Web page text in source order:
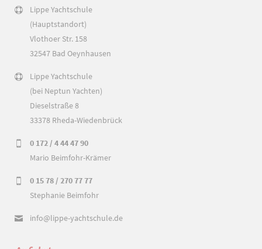
Lippe Yachtschule
(Hauptstandort)
Vlothoer Str. 158
32547 Bad Oeynhausen
Lippe Yachtschule
(bei Neptun Yachten)
Dieselstraße 8
33378 Rheda-Wiedenbrück
0 172 / 4 44 47 90
Mario Beimfohr-Krämer
0 15 78 / 270 77 77
Stephanie Beimfohr
info@lippe-yachtschule.de